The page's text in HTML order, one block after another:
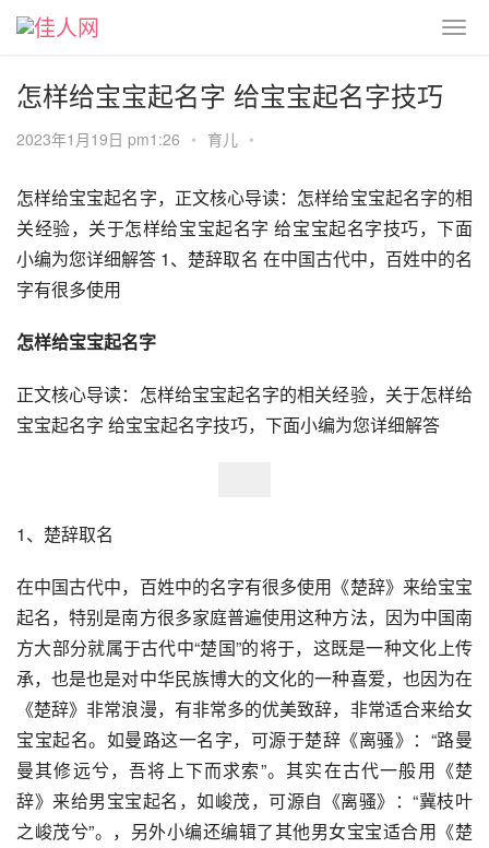
怎样给宝宝起名字 给宝宝起名字技巧
2023年1月19日 pm1:26 • 育儿 •
怎样给宝宝起名字，正文核心导读：怎样给宝宝起名字的相
关经验，关于怎样给宝宝起名字 给宝宝起名字技巧，下面
小编为您详细解答 1、楚辞取名 在中国古代中，百姓中的名
字有很多使用
怎样给宝宝起名字
正文核心导读：怎样给宝宝起名字的相关经验，关于怎样给
宝宝起名字 给宝宝起名字技巧，下面小编为您详细解答
1、楚辞取名
在中国古代中，百姓中的名字有很多使用《楚辞》来给宝宝
起名，特别是南方很多家庭普遍使用这种方法，因为中国南
方大部分就属于古代中“楚国”的将于，这既是一种文化上传
承，也是也是对中华民族博大的文化的一种喜爱，也因为在
《楚辞》非常浪漫，有非常多的优美致辞，非常适合来给女
宝宝起名。如曼路这一名字，可源于楚辞《离骚》：“路曼
曼其修远兮，吾将上下而求索”。其实在古代一般用《楚
辞》来给男宝宝起名，如峻茂，可源自《离骚》：“冀枝叶
之峻茂兮”。，另外小编还编辑了其他男女宝宝适合用《楚